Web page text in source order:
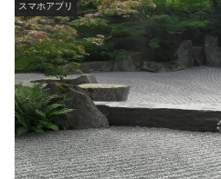
スマホアプリ